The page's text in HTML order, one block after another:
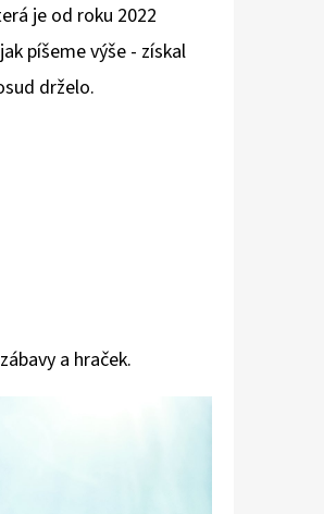
je od roku 2022
píšeme výše - získal
drželo.
a hraček.